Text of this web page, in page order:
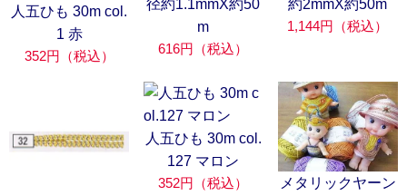
人五ひも 30m col.
1 赤
352円（税込）
径約1.1mmX約50
m
616円（税込）
約2mmX約50m
1,144円（税込）
人五ひも 30m col.
127 マロン
352円（税込）
メタリックヤーン